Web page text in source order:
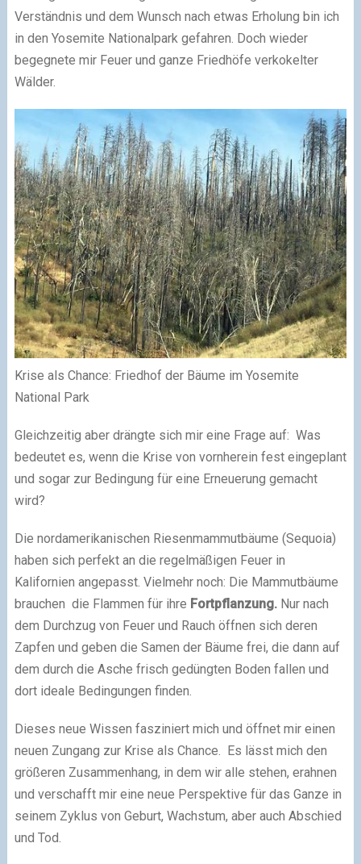
Verständnis und dem Wunsch nach etwas Erholung bin ich
in den Yosemite Nationalpark gefahren. Doch wieder
begegnete mir Feuer und ganze Friedhöfe verkokelter
Wälder.
Krise als Chance: Friedhof der Bäume im Yosemite
National Park
Gleichzeitig aber drängte sich mir eine Frage auf: Was
bedeutet es, wenn die Krise von vornherein fest eingeplant
und sogar zur Bedingung für eine Erneuerung gemacht
wird?
Die nordamerikanischen Riesenmammutbäume (Sequoia)
haben sich perfekt an die regelmäßigen Feuer in
Kalifornien angepasst. Vielmehr noch: Die Mammutbäume
brauchen die Flammen für ihre Fortpflanzung.Nur nach
dem Durchzug von Feuer und Rauch öffnen sich deren
Zapfen und geben die Samen der Bäume frei, die dann auf
dem durch die Asche frisch gedüngten Boden fallen und
dort ideale Bedingungen finden.
Dieses neue Wissen fasziniert mich und öffnet mir einen
neuen Zungang zur Krise als Chance. Es lässt mich den
größeren Zusammenhang, in dem wir alle stehen, erahnen
und verschafft mir eine neue Perspektive für das Ganze in
seinem Zyklus von Geburt, Wachstum, aber auch Abschied
und Tod.